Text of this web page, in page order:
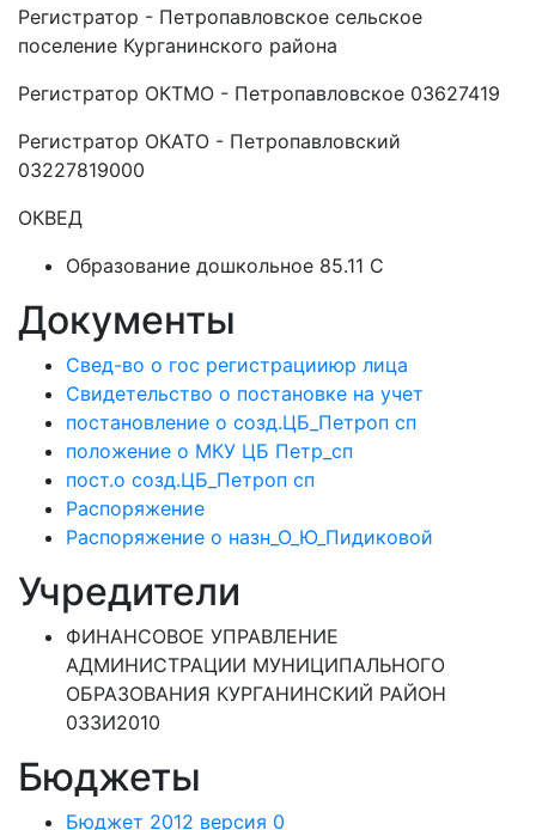
Регистратор - Петропавловское сельское
поселение Курганинского района
Регистратор ОКТМО - Петропавловское 03627419
Регистратор ОКАТО - Петропавловский
03227819000
ОКВЕД
Образование дошкольное 85.11 C
Документы
Свед-во о гос регистрацииюр лица
Свидетельство о постановке на учет
постановление о созд.ЦБ_Петроп сп
положение о МКУ ЦБ Петр_сп
пост.о созд.ЦБ_Петроп сп
Распоряжение
Распоряжение о назн_О_Ю_Пидиковой
Учредители
ФИНАНСОВОЕ УПРАВЛЕНИЕ
АДМИНИСТРАЦИИ МУНИЦИПАЛЬНОГО
ОБРАЗОВАНИЯ КУРГАНИНСКИЙ РАЙОН
033И2010
Бюджеты
Бюджет 2012 версия 0